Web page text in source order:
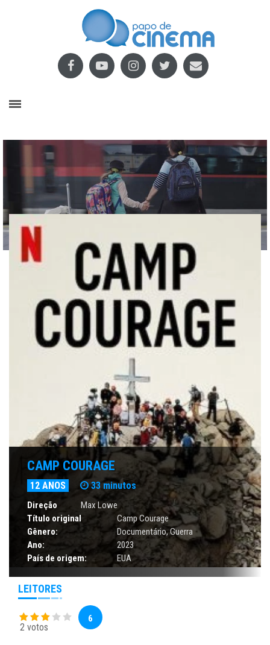
CAMP COURAGE
12 ANOS 33 minutos
Direção
Max Lowe
Título original
Camp Courage
Gênero:
Documentário,Guerra
Ano:
2023
País de origem:
EUA
LEITORES
2 votos
6